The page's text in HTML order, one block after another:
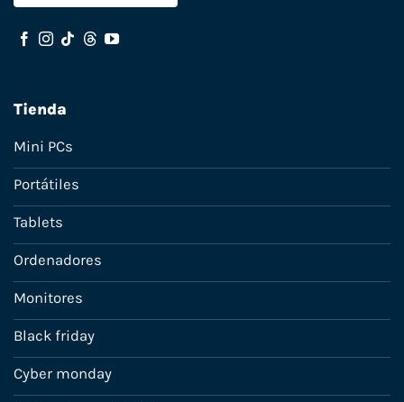
Tienda
Mini PCs
Portátiles
Tablets
Ordenadores
Monitores
Black friday
Cyber monday